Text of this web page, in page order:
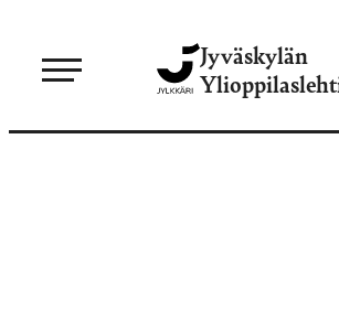
sisältöön
Jyväskylän